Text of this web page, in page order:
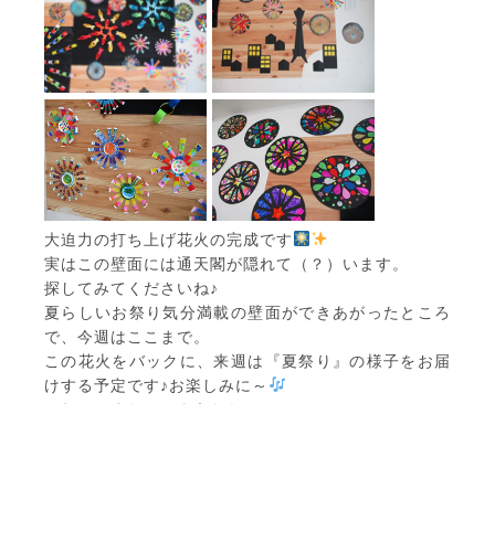
大迫力の打ち上げ花火の完成です
実はこの壁面には通天閣が隠れて（？）います。
探してみてくださいね♪
夏らしいお祭り気分満載の壁面ができあがったところ
で、今週はここまで。
この花火をバックに、来週は『夏祭り』の様子をお届
けする予定です♪お楽しみに～
それではまた。さようなら～(@^^)/~~~